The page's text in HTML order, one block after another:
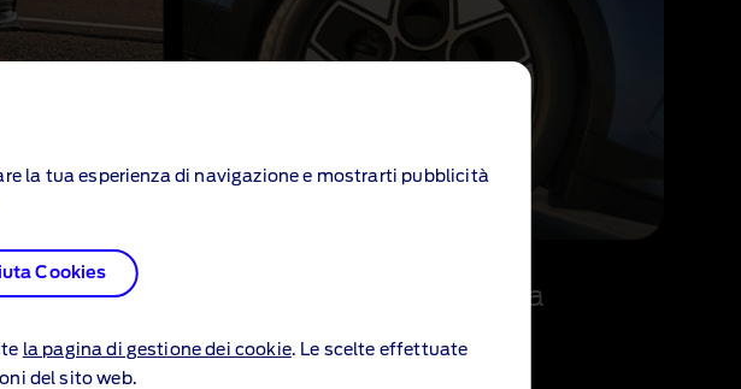
la tua esperienza di navigazione e mostrarti pubblicità
Cookies
la pagina di gestione dei cookie. Le scelte effettuate
del sito web.
spoiler posteriore, cerchi in lega
a ogni chilometro.